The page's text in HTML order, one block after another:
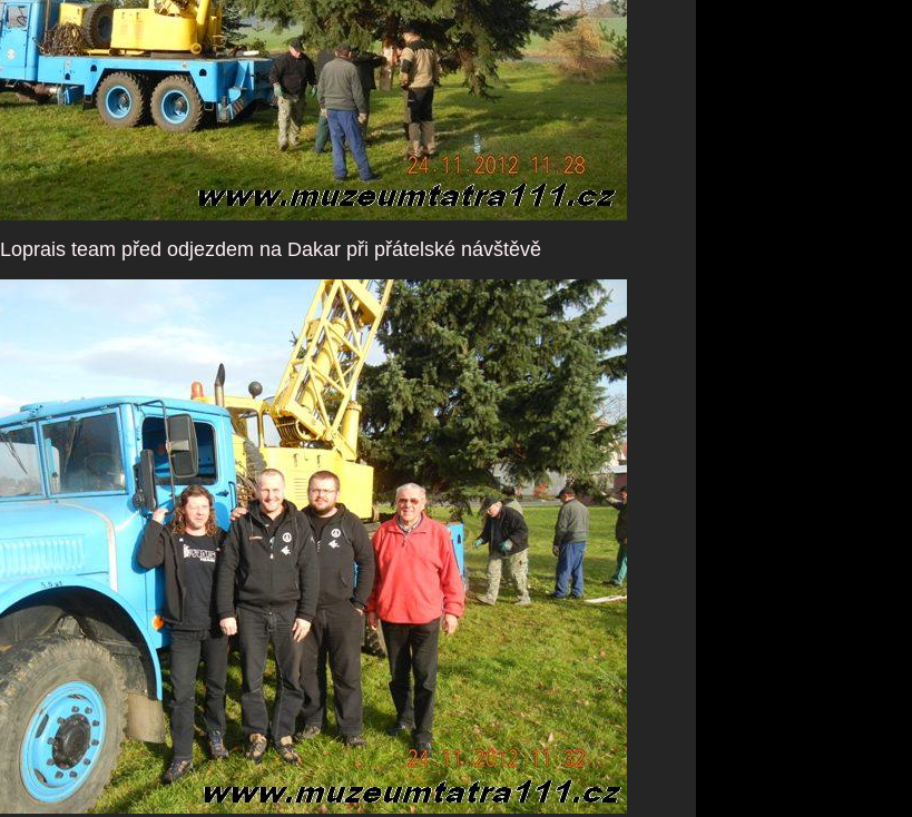
Loprais team před odjezdem na Dakar při přátelské návštěvě